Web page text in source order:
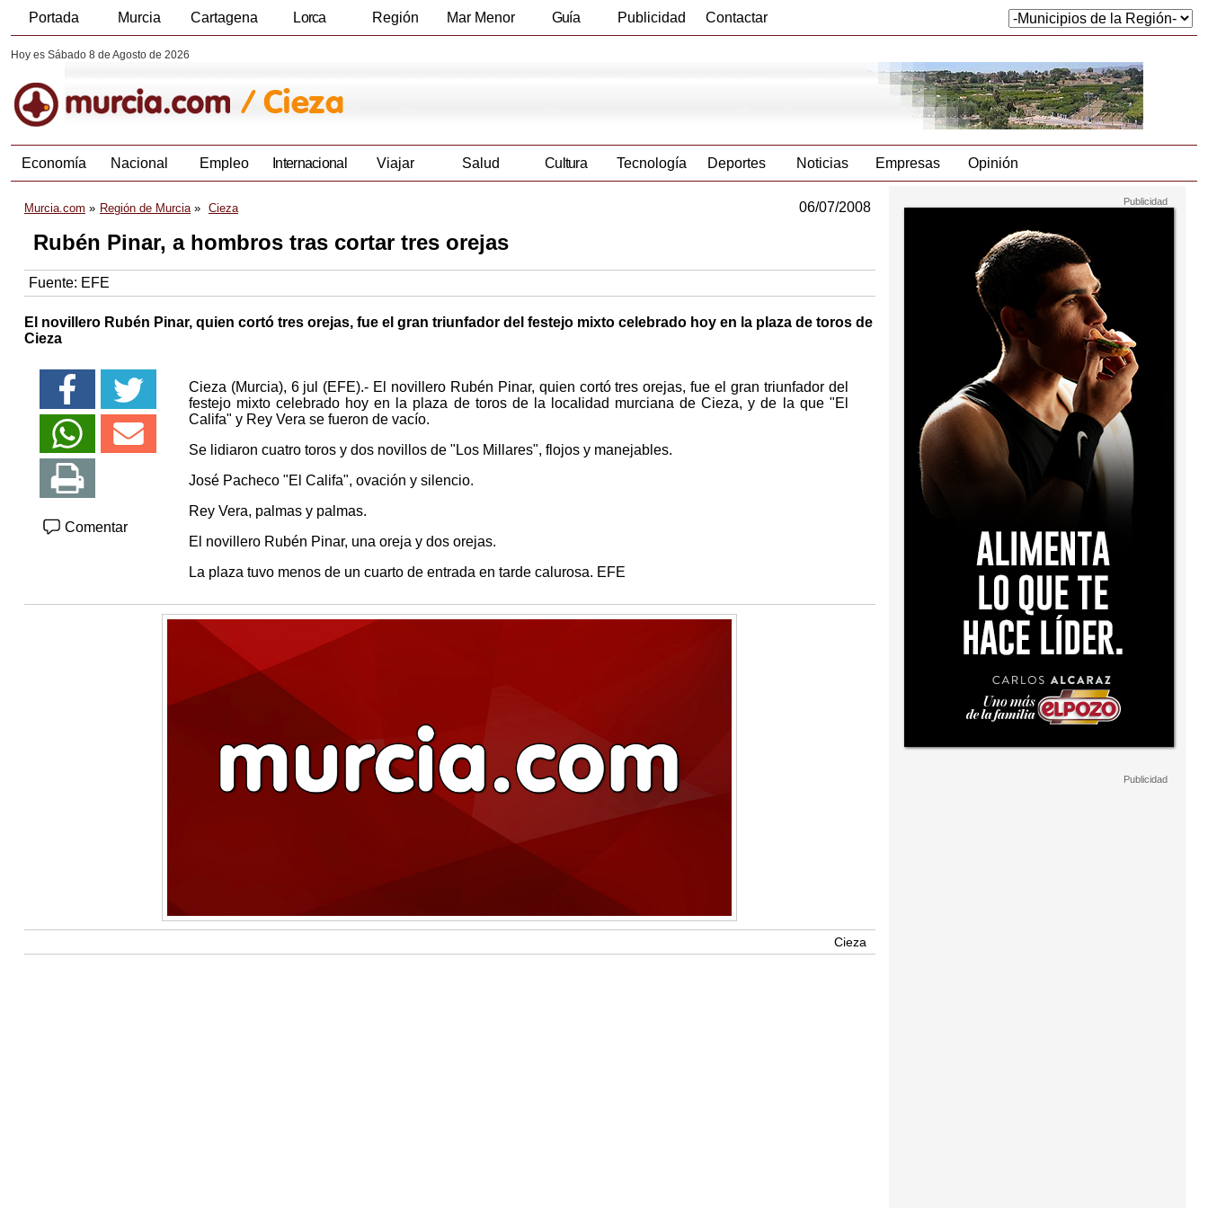
Portada Murcia Cartagena Lorca Región Mar Menor Guía Publicidad Contactar
Hoy es Sábado 8 de Agosto de 2026
Economía Nacional Empleo Internacional Viajar Salud Cultura Tecnología Deportes Noticias Empresas Opinión
Murcia.com Región de Murcia Cieza 06/07/2008
Rubén Pinar, a hombros tras cortar tres orejas
Fuente: EFE
El novillero Rubén Pinar, quien cortó tres orejas, fue el gran triunfador del festejo mixto celebrado hoy en la plaza de toros de
Cieza
Comentar
Cieza (Murcia), 6 jul (EFE).- El novillero Rubén Pinar, quien cortó tres orejas, fue el gran triunfador del
festejo mixto celebrado hoy en la plaza de toros de la localidad murciana de Cieza, y de la que "El
Califa" y Rey Vera se fueron de vacío.
Se lidiaron cuatro toros y dos novillos de "Los Millares", flojos y manejables.
José Pacheco "El Califa", ovación y silencio.
Rey Vera, palmas y palmas.
El novillero Rubén Pinar, una oreja y dos orejas.
La plaza tuvo menos de un cuarto de entrada en tarde calurosa. EFE
Cieza